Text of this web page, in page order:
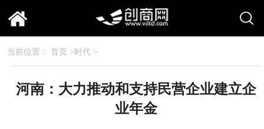
当前位置： 首页 >时代 >
河南：大力推动和支持民营企业建立企
业年金